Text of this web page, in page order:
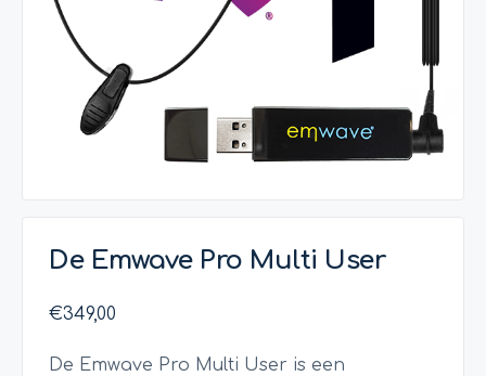
De Emwave Pro Multi User
€349,00
De Emwave Pro Multi User is een